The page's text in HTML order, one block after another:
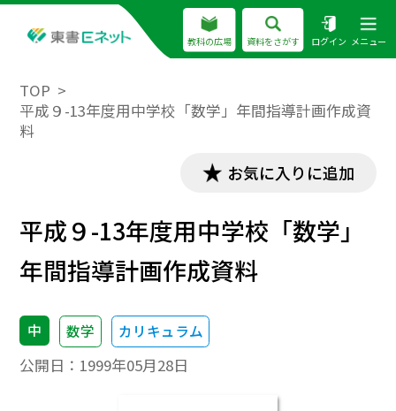
教科の広場 資料をさがす ログイン メニュー
TOP
平成９-13年度用中学校「数学」年間指導計画作成資
料
お気に入りに追加
平成９-13年度用中学校「数学」
年間指導計画作成資料
中 数学 カリキュラム
公開日： 1999年05月28日